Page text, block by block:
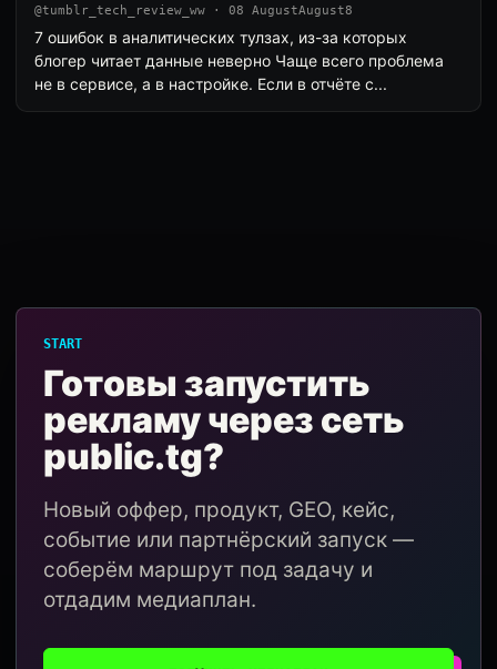
@tumblr_tech_review_ww · 08 AugustAugust8
7 ошибок в аналитических тулзах, из-за которых
блогер читает данные неверно Чаще всего проблема
не в сервисе, а в настройке. Если в отчёте с...
START
Готовы запустить
рекламу через сеть
public.tg?
Новый оффер, продукт, GEO, кейс,
событие или партнёрский запуск —
соберём маршрут под задачу и
отдадим медиаплан.